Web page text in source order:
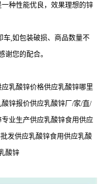
种性能优良，效果理想的锌
车,如包装破损、商品数量不
谢您的配合。
乳酸锌价格供应乳酸锌哪里
锌报价供应乳酸锌厂/家/直/
业生产供应乳酸锌食用供应
发供应乳酸锌食用供应乳酸
酸锌